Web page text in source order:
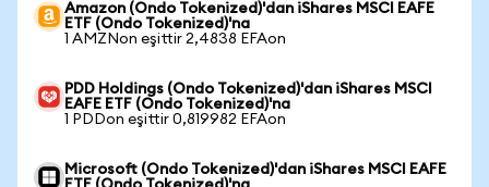
Amazon (Ondo Tokenized)'dan iShares MSCI EAFE
ETF (Ondo Tokenized)'na
1 AMZNon eşittir 2,4838 EFAon
PDD Holdings (Ondo Tokenized)'dan iShares MSCI
EAFE ETF (Ondo Tokenized)'na
1 PDDon eşittir 0,819982 EFAon
Microsoft (Ondo Tokenized)'dan iShares MSCI EAFE